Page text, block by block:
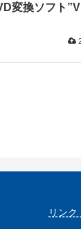
変換ソフト
リン